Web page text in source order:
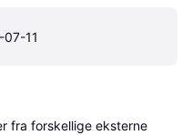
11
fra forskellige eksterne